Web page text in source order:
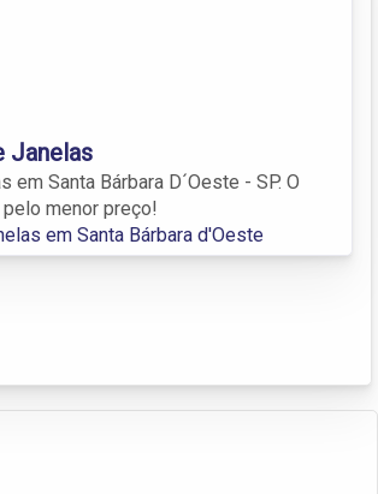
Janelas
em Santa Bárbara D´Oeste - SP. O
menor preço!
em Santa Bárbara d'Oeste